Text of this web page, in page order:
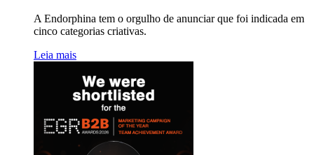
A Endorphina tem o orgulho de anunciar que foi indicada em
cinco categorias criativas.
Leia mais